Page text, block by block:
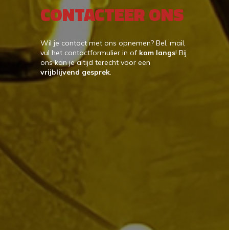
CONTACTEER ONS
Wil je contact met ons opnemen? Bel, mail,
vul het contactformulier in of kom langs! Bij
ons kan je altijd terecht voor een
vrijblijvend gesprek.